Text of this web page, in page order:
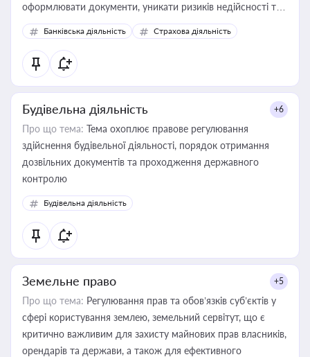
оформлювати документи, уникати ризиків недійсності та
забезпечувати їх належне прийняття органами влади та
контрагентами
Банківська діяльність Страхова діяльність
Будівельна діяльність +6
Про що тема: Тема охоплює правове регулювання
здійснення будівельної діяльності, порядок отримання
дозвільних документів та проходження державного
контролю
Будівельна діяльність
Земельне право +5
Про що тема: Регулювання прав та обов’язків суб’єктів у
сфері користування землею, земельний сервітут, що є
критично важливим для захисту майнових прав власників,
орендарів та держави, а також для ефективного